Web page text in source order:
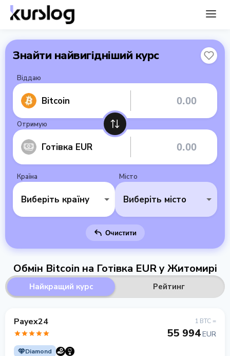
Знайти найвигідніший курс
Віддаю
Bitcoin
Отримую
Готівка EUR
Країна
Виберіть країну
Місто
Виберіть місто
Очистити
Обмін Bitcoin на Готівка EUR у Житомирі
Найкращий курс Рейтинг
Payex24
Diamond
1 BTC =
55 994EUR